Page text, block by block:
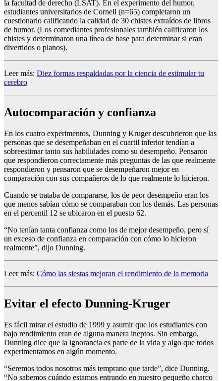
la facultad de derecho (LSAT). En el experimento del humor,
estudiantes universitarios de Cornell (n=65) completaron un
cuestionario calificando la calidad de 30 chistes extraídos de libros
de humor. (Los comediantes profesionales también calificaron los
chistes y determinaron una línea de base para determinar si eran
divertidos o planos).
Leer más: Diez formas respaldadas por la ciencia de estimular tu
cerebro
Autocomparación y confianza
En los cuatro experimentos, Dunning y Kruger descubrieron que las
personas que se desempeñaban en el cuartil inferior tendían a
sobreestimar tanto sus habilidades como su desempeño. Pensaron
que respondieron correctamente más preguntas de las que realmente
respondieron y pensaron que se desempeñaron mejor en
comparación con sus compañeros de lo que realmente lo hicieron.
Cuando se trataba de compararse, los de peor desempeño eran los
que menos sabían cómo se comparaban con los demás. Las personas
en el percentil 12 se ubicaron en el puesto 62.
“No tenían tanta confianza como los de mejor desempeño, pero sí
un exceso de confianza en comparación con cómo lo hicieron
realmente”, dijo Dunning.
Leer más: Cómo las siestas mejoran el rendimiento de la memoria
Evitar el efecto Dunning-Kruger
Es fácil mirar el estudio de 1999 y asumir que los estudiantes con
bajo rendimiento eran de alguna manera ineptos. Sin embargo,
Dunning dice que la ignorancia es parte de la vida y algo que todos
experimentamos en algún momento.
“Seremos todos nosotros más temprano que tarde”, dice Dunning.
“No sabemos cuándo estamos entrando en nuestro pequeño charco